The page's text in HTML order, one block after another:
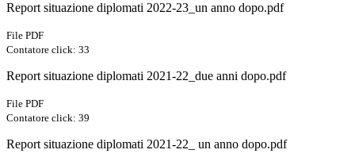
Report situazione diplomati 2022-23_un anno dopo.pdf
File PDF
Contatore click: 33
Report situazione diplomati 2021-22_due anni dopo.pdf
File PDF
Contatore click: 39
Report situazione diplomati 2021-22_ un anno dopo.pdf